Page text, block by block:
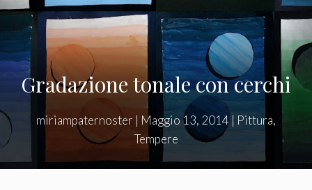
Gradazione tonale con cerchi
miriampaternoster | Maggio 13, 2014 | Pittura,
Tempere